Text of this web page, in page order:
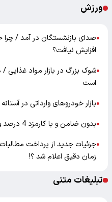
ورزش
●صدای بازنشستگان در آمد / چرا
افزایش نیافت؟
●شوک بزرگ در بازار مواد غذایی
است
●بازار خودرو‌های وارداتی در
●بدون ضامن و با کارمزد 4 درصد وام 50 میلیونی بگیرید
●جزئیات جدید از پرداخت
زمان دقیق اعلام شد ؟!
تبلیغات متنی